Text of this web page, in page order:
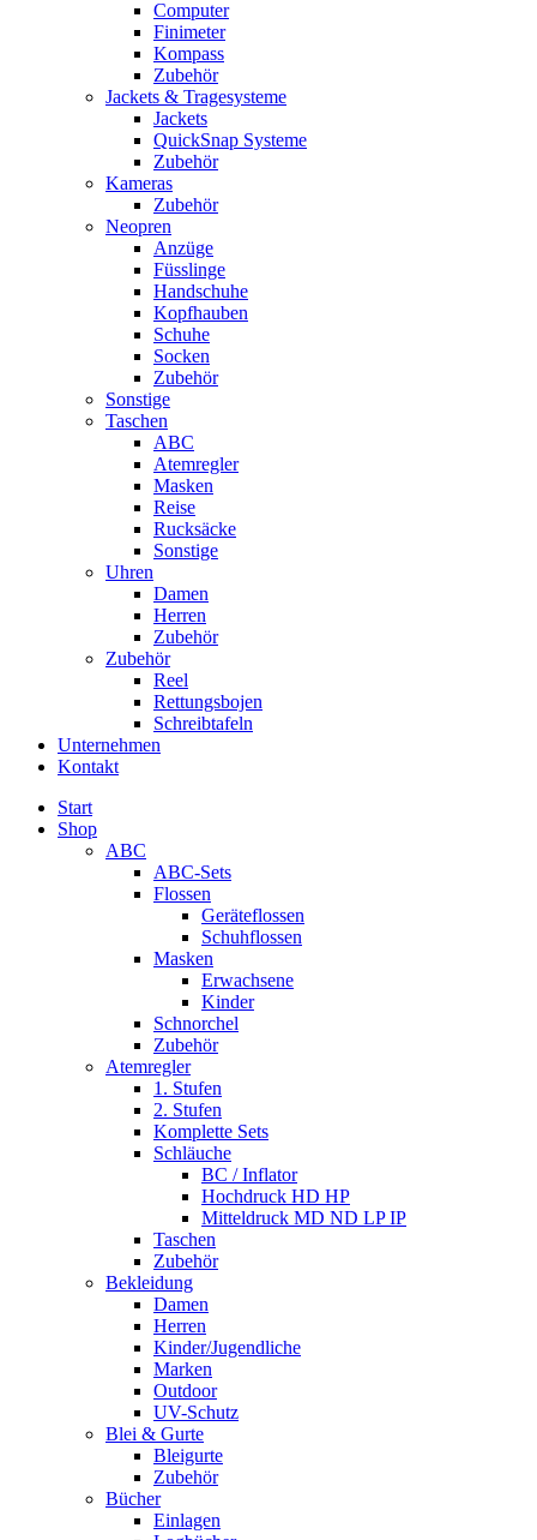
Computer
Finimeter
Kompass
Zubehör
Jackets & Tragesysteme
Jackets
QuickSnap Systeme
Zubehör
Kameras
Zubehör
Neopren
Anzüge
Füsslinge
Handschuhe
Kopfhauben
Schuhe
Socken
Zubehör
Sonstige
Taschen
ABC
Atemregler
Masken
Reise
Rucksäcke
Sonstige
Uhren
Damen
Herren
Zubehör
Zubehör
Reel
Rettungsbojen
Schreibtafeln
Unternehmen
Kontakt
Start
Shop
ABC
ABC-Sets
Flossen
Geräteflossen
Schuhflossen
Masken
Erwachsene
Kinder
Schnorchel
Zubehör
Atemregler
1. Stufen
2. Stufen
Komplette Sets
Schläuche
BC / Inflator
Hochdruck HD HP
Mitteldruck MD ND LP IP
Taschen
Zubehör
Bekleidung
Damen
Herren
Kinder/Jugendliche
Marken
Outdoor
UV-Schutz
Blei & Gurte
Bleigurte
Zubehör
Bücher
Einlagen